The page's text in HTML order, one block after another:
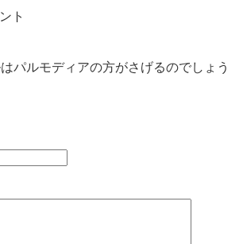
ト
パルモディアの方がさげるのでしょう